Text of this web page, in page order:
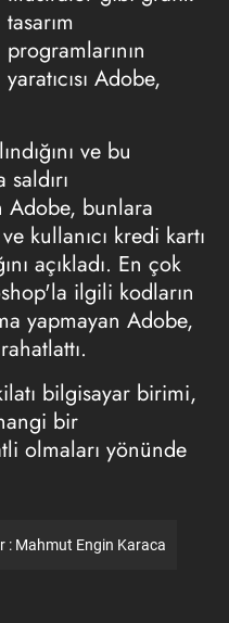
tasarım
programlarının
yaratıcısı Adobe,
ve bu
Adobe, bunlara
kullanıcı kredi kartı
açıkladı. En çok
ilgili kodların
yapmayan Adobe,
bilgisayar birimi,
bir
olmaları yönünde
: Mahmut Engin Karaca